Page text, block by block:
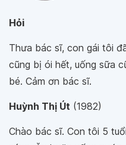
Hỏi
Thưa bác sĩ, con gái tôi
cũng bị ói hết, uống sữa
bé. Cảm ơn bác sĩ.
Huỳnh Thị Út (1982)
Chào bác sĩ. Con tôi 5